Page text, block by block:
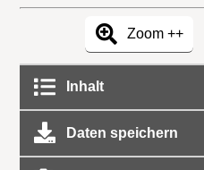
Zoom ++
Inhalt
Daten speichern